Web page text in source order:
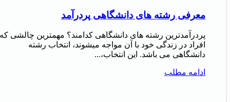
معرفی رشته های دانشگاهی پردرآمد
پردرآمدترین رشته های دانشگاهی کدامند؟ مهمترین چالشی که
افراد در زندگی خود با آن مواجه میشوند، انتخاب رشته
دانشگاهی می باشد. این انتخاب،...
ادامه مطلب